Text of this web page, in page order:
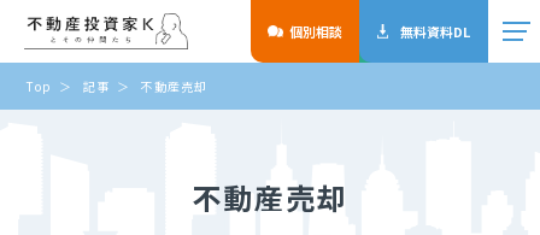
個別相談 無料資料DL
Top 記事 不動産売却
不動産売却